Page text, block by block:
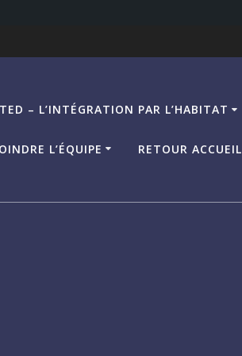
– L’INTÉGRATION PAR L’HABITAT
L’ÉQUIPE RETOUR ACCUEIL